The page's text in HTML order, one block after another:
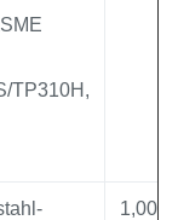
1,00